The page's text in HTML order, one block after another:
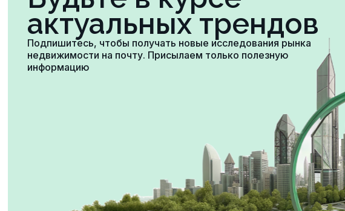
актуальных трендов
Подпишитесь, чтобы получать новые исследования рынка
недвижимости на почту. Присылаем только полезную
информацию